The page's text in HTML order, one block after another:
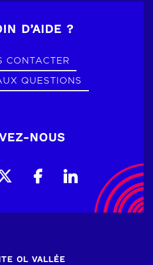
D’AIDE ?
CONTACTER
QUESTIONS
NOUS
OL VALLÉE